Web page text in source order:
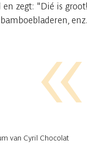
en zegt: "Dié is
enz.